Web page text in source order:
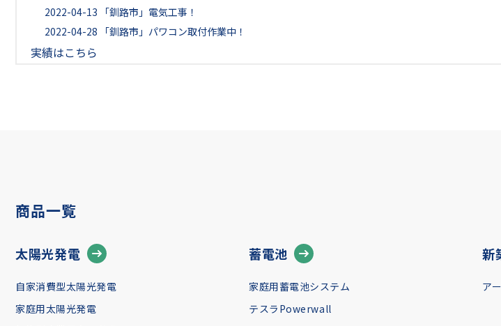
2022-04-13
「釧路市」電気工事！
2022-04-28
「釧路市」パワコン取付作業中！
実績はこちら
商品一覧
太陽光発電
自家消費型太陽光発電
家庭用太陽光発電
蓄電池
家庭用蓄電池システム
テスラPowerwall
新
ア